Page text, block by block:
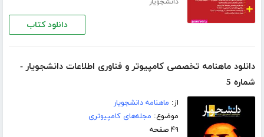
دانلود کتاب
دانلود ماهنامه تخصصی کامپیوتر و فناوری اطلاعات دانشجویار -
شماره 5
از: ماهنامه دانشجویار
موضوع: مجله‌های کامپیوتری
۴۹ صفحه